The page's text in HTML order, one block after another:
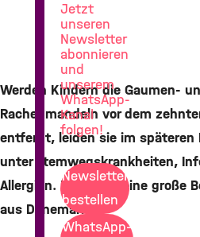
Werden Kindern die Gaumen-
Rachenmandeln vor dem
entfernt, leiden sie im späteren
unter Atemwegskrankheiten,
Allergien. Das zeigt eine große
aus Dänemark.
Jetzt
unseren
Newsletter
abonnieren
und
unserem
WhatsApp-
Kanal
folgen!
Newsletter
bestellen
WhatsApp-